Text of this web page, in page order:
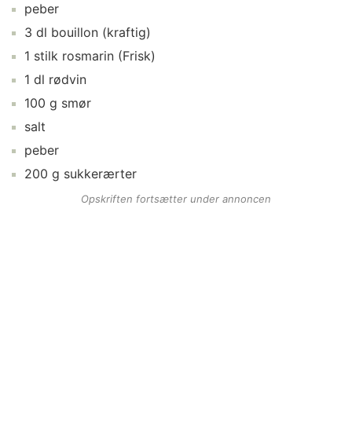
peber
3 dl bouillon (kraftig)
1 stilk rosmarin (Frisk)
1 dl rødvin
100 g smør
salt
peber
200 g sukkerærter
Opskriften fortsætter under annoncen